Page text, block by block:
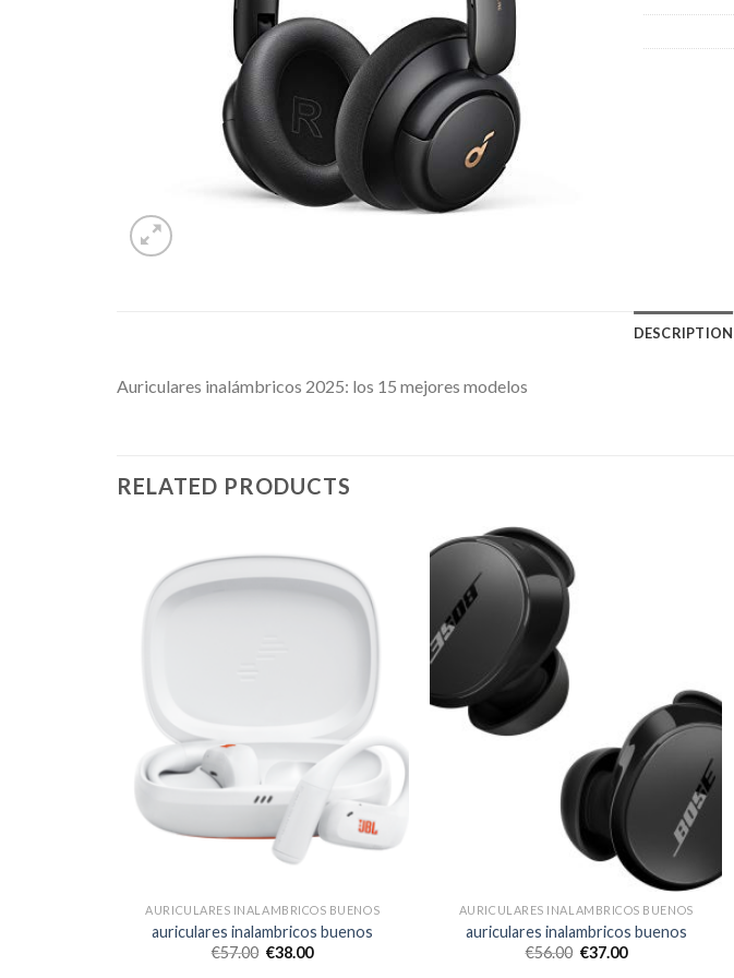
DESCRIPTION
Auriculares inalámbricos 2025: los 15 mejores modelos
RELATED PRODUCTS
AURICULARES INALAMBRICOS BUENOS
auriculares inalambricos buenos
€57.00 €38.00
AURICULARES INALAMBRICOS BUENOS
auriculares inalambricos buenos
€56.00 €37.00